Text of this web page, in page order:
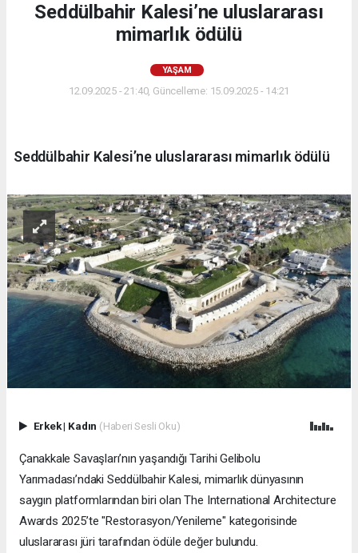
Seddülbahir Kalesi’ne uluslararası
mimarlık ödülü
YAŞAM
12.09.2025 - 21:40, Güncelleme: 15.09.2025 - 14:21
Seddülbahir Kalesi’ne uluslararası mimarlık ödülü
Erkek| Kadın (Haberi Sesli Oku)
Çanakkale Savaşları’nın yaşandığı Tarihi Gelibolu
Yarımadası’ndaki Seddülbahir Kalesi, mimarlık dünyasının
saygın platformlarından biri olan The International Architecture
Awards 2025’te "Restorasyon/Yenileme" kategorisinde
uluslararası jüri tarafından ödüle değer bulundu.